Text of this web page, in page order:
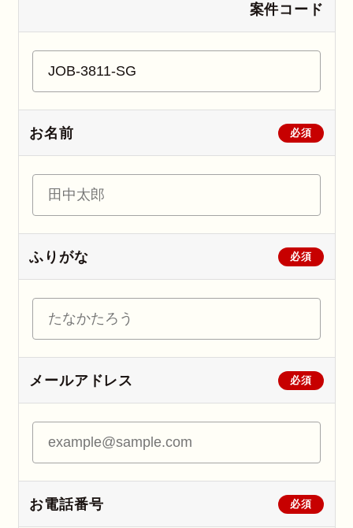
案件コード
必須
お名前
必須
ふりがな
必須
メールアドレス
必須
お電話番号